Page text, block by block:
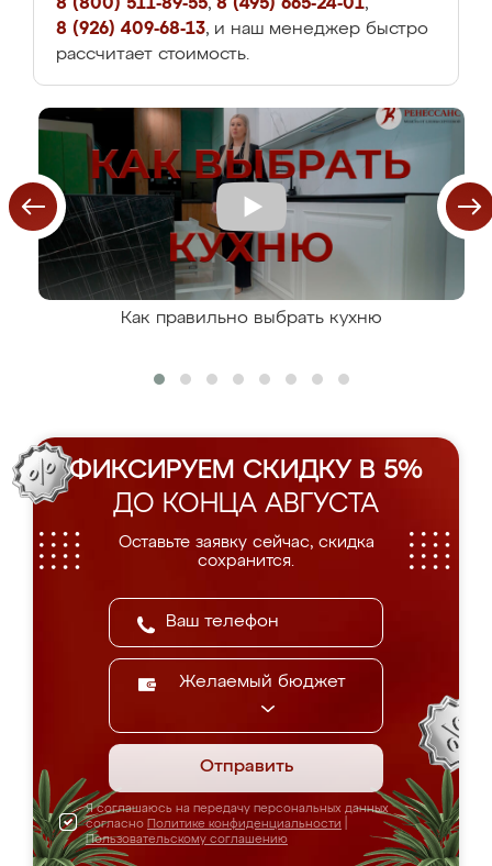
8 (800) 511-89-55, 8 (495) 665-24-01,
8 (926) 409-68-13, и наш менеджер быстро
рассчитает стоимость.
Как правильно выбрать кухню
ФИКСИРУЕМ СКИДКУ В 5%
ДО КОНЦА АВГУСТА
Оставьте заявку сейчас, скидка
сохранится.
Желаемый бюджет
Отправить
Я соглашаюсь на передачу персональных данных
согласно Политике конфиденциальности
Пользовательскому соглашению